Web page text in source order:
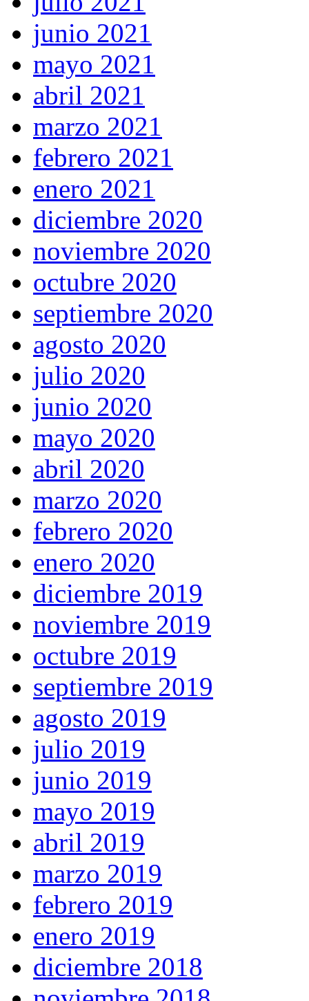
junio 2021
mayo 2021
abril 2021
marzo 2021
febrero 2021
enero 2021
diciembre 2020
noviembre 2020
octubre 2020
septiembre 2020
agosto 2020
julio 2020
junio 2020
mayo 2020
abril 2020
marzo 2020
febrero 2020
enero 2020
diciembre 2019
noviembre 2019
octubre 2019
septiembre 2019
agosto 2019
julio 2019
junio 2019
mayo 2019
abril 2019
marzo 2019
febrero 2019
enero 2019
diciembre 2018